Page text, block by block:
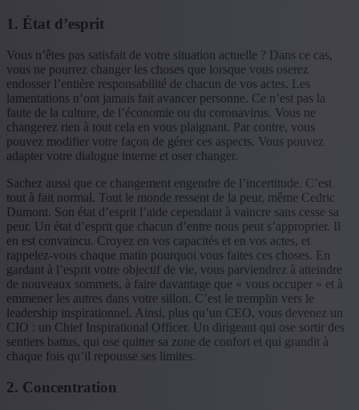
1. État d’esprit
Vous n’êtes pas satisfait de votre situation actuelle ? Dans ce cas,
vous ne pourrez changer les choses que lorsque vous oserez
endosser l’entière responsabilité de chacun de vos actes. Les
lamentations n’ont jamais fait avancer personne. Ce n’est pas la
faute de la culture, de l’économie ou du coronavirus. Vous ne
changerez rien à tout cela en vous plaignant. Par contre, vous
pouvez modifier votre façon de gérer ces aspects. Vous pouvez
adapter votre dialogue interne et oser changer.
Sachez aussi que ce changement engendre de l’incertitude. C’est
tout à fait normal. Tout le monde ressent de la peur, même Cedric
Dumont. Son état d’esprit l’aide cependant à vaincre sans cesse sa
peur. Un état d’esprit que chacun d’entre nous peut s’approprier. Il
en est convaincu. Croyez en vos capacités et en vos actes, et
rappelez-vous chaque matin pourquoi vous faites ces choses. En
gardant à l’esprit votre objectif de vie, vous parviendrez à atteindre
de nouveaux sommets, à faire davantage que « vous occuper » et à
emmener les autres dans votre sillon. C’est le tremplin vers le
leadership inspirationnel. Ainsi, plus qu’un CEO, vous devenez un
CIO : un Chief Inspirational Officer. Un dirigeant qui ose sortir des
sentiers battus, qui ose quitter sa zone de confort et qui grandit à
chaque fois qu’il repousse ses limites.
2. Concentration